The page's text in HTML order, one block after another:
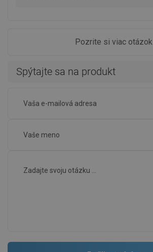
Pozrite si viac otázok
Spýtajte sa na produkt